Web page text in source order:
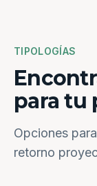
TIPOLOGÍAS
para tu
Opciones
retorno